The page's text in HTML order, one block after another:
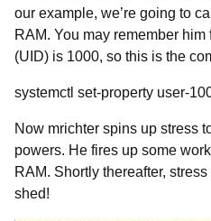
our example, we’re going to
RAM. You may remember
(UID) is 1000, so this is the
systemctl set-property user-
Now mrichter spins up stress
powers. He fires up some
RAM. Shortly thereafter,
shed!